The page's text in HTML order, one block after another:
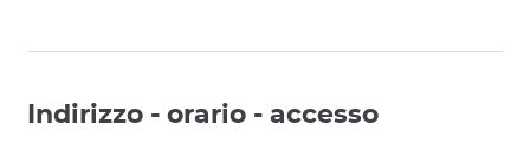
Indirizzo - orario - accesso